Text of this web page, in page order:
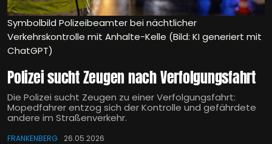
Symbolbild Polizeibeamter bei nächtlicher
Verkehrskontrolle mit Anhalte-Kelle (Bild: KI generiert mit
ChatGPT)
Polizei sucht Zeugen nach Verfolgungsfahrt
Die Polizei sucht Zeugen zu einer Verfolgungsfahrt:
Mopedfahrer entzog sich der Kontrolle und gefährdete
andere im Straßenverkehr.
FRANKENBERG 26.05.2026